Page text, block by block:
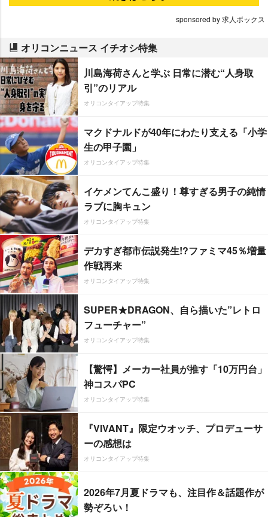
sponsored by 求人ボックス
オリコンニュース イチオシ特集
川島海荷さんと学ぶ 日常に潜む“人身取
引”のリアル
オリコンタイアップ特集
マクドナルドが40年にわたり支える「小学
生の甲子園」
オリコンタイアップ特集
イケメンてんこ盛り！尊すぎる男子の純情
ラブに胸キュン
オリコンタイアップ特集
デカすぎ都市伝説発生!?ファミマ45％増量
作戦再来
オリコンタイアップ特集
SUPER★DRAGON、自ら描いた”レトロ
フューチャー”
オリコンタイアップ特集
【驚愕】メーカー社員が推す「10万円台」
神コスパPC
オリコンタイアップ特集
『VIVANT』限定ウオッチ、プロデューサ
ーの感想は
オリコンタイアップ特集
2026年7月夏ドラマも、注目作＆話題作が
勢ぞろい！